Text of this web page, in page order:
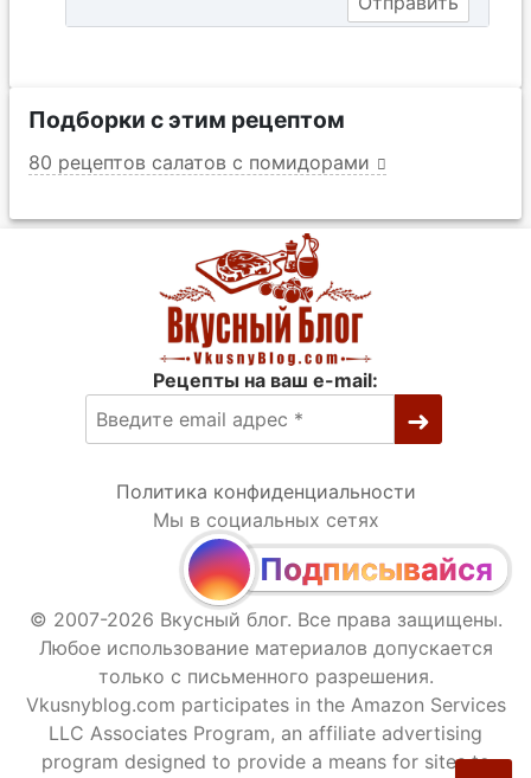
Подборки с этим рецептом
80 рецептов салатов с помидорами
Рецепты на ваш e-mail:
Политика конфиденциальности
Мы в социальных сетях
Подписывайся
© 2007-2026 Вкусный блог. Все права защищены.
Любое использование материалов допускается
только с письменного разрешения.
Vkusnyblog.com participates in the Amazon Services
LLC Associates Program, an affiliate advertising
program designed to provide a means for sites to